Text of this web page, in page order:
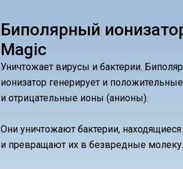
Биполярный
Magic
Уничтожает вирусы и бактерии.
ионизатор генерирует и
и отрицательные ионы (анионы).
Они уничтожают бактерии,
и превращают их в безвредные